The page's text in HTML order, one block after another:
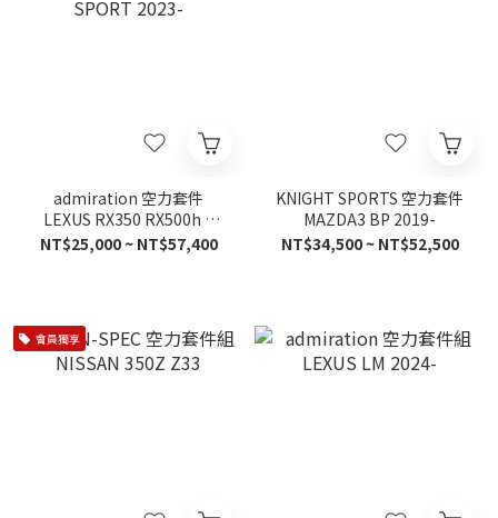
admiration 空力套件
LEXUS RX350 RX500h F
SPORT 2023-
NT$25,000 ~ NT$57,400
KNIGHT SPORTS 空力套件
MAZDA3 BP 2019-
NT$34,500 ~ NT$52,500
會員獨享